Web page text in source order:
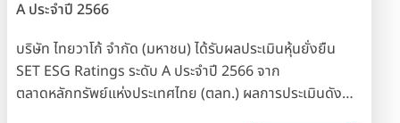
A ประจำปี 2566
บริษัท ไทยวาโก้ จำกัด (มหาชน) ได้รับผลประเมินหุ้นยั่งยืน
SET ESG Ratings ระดับ A ประจำปี 2566 จาก
ตลาดหลักทรัพย์แห่งประเทศไทย (ตลท.) ผลการประเมินดัง